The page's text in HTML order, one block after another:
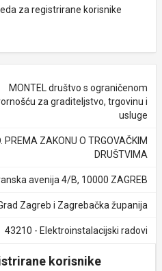
za registrirane korisnike
MONTEL društvo s ograničenom
za graditeljstvo, trgovinu i
usluge
PREMA ZAKONU O TRGOVAČKIM
DRUŠTVIMA
avenija 4/B, 10000 ZAGREB
Zagreb i Zagrebačka županija
43210 - Elektroinstalacijski radovi
korisnike